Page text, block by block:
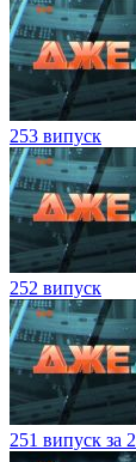
253 випуск
252 випуск
251 випуск за